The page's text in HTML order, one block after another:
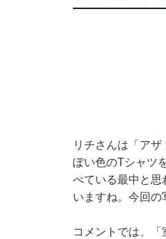
リチさんは「ア
ぽい色のTシャツ
べている最中と思
いますね。今回の
コメントでは、